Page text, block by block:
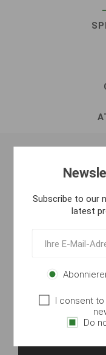
Dank seiner vielen
permanent in
Barsch, als auch im
Geheimwaffe von
diesem Köder am
gewinnen konnten!
G’FLIP läßt sich
Subscribe to our
latest
I consent
Do